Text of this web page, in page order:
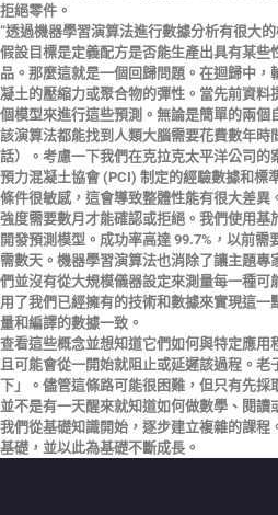
拒絕零件。
“透過機器學習演算法進行數據分析有很大的
假設目標是定義配方是否能生產出具有某些
品。那麼這就是一個回歸問題。在迴歸中
凝土的壓縮力或聚合物的彈性。當先前資
個模型來進行這些預測。無論是簡單的兩個
該演算法都能找到人類大腦需要花費數年時
話）。考慮一下我們在克拉克太平洋公司
預力混凝土協會 (PCI) 制定的經驗數據和標
條件很敏感，這會導致整體性能有很大差異
強度需要數月才能確認或拒絕。我們使用基
開發預測模型。成功率高達 99.7%，以前
需數天。機器學習演算法也消除了讓主題
們並沒有從大規模儀器設定來測量每一種可
用了我們已經擁有的技術和數據來實現這一
量和編譯的數據一致。
查看這些概念並想知道它們如何與特定應用
且可能會從一開始就阻止或延遲該過程。老
下」。儘管這條路可能很困難，但只有先採
並不是有一天醒來就知道如何做數學、閱讀
我們從基礎知識開始，逐步建立複雜的課程
基礎，並以此為基礎不斷成長。